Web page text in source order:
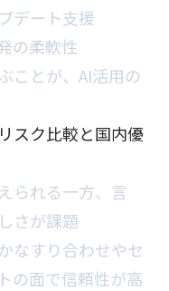
デート支援
の柔軟性
ことが、AI活用の
スク比較と国内優
られる一方、言
さが課題
なすり合わせやセ
の面で信頼性が高